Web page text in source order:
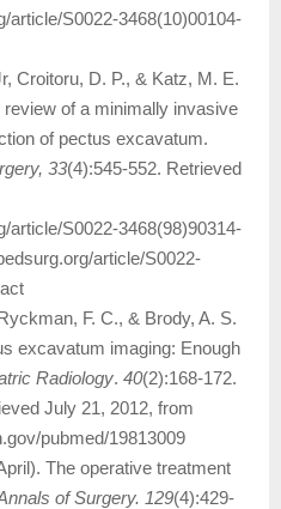
article/S0022-3468(10)00104-
Croitoru, D. P., & Katz, M. E.
review of a minimally invasive
of pectus excavatum.
33(4):545-552. Retrieved
article/S0022-3468(98)90314-
article/S0022-
F. C., & Brody, A. S.
excavatum imaging: Enough
Radiology. 40(2):168-172.
July 21, 2012, from
pubmed/19813009
The operative treatment
of Surgery. 129(4):429-